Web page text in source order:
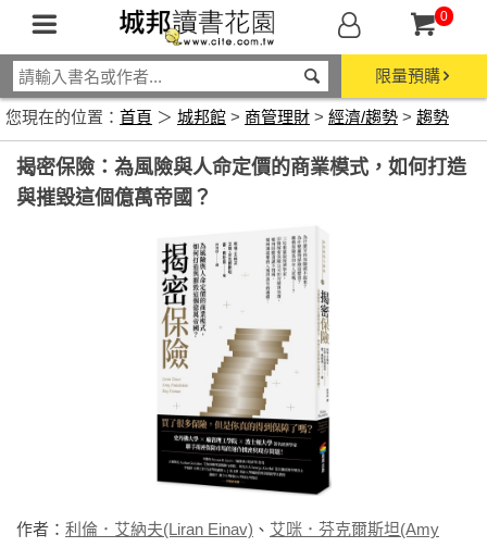
0
限量預購
您現在的位置： 首頁 ＞ 城邦館 > 商管理財 > 經濟/趨勢 > 趨勢
揭密保險：為風險與人命定價的商業模式，如何打造
與摧毀這個億萬帝國？
作者： 利倫．艾納夫(Liran Einav) 、 艾咪．芬克爾斯坦(Amy